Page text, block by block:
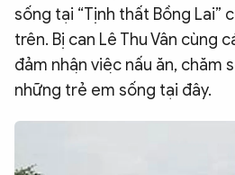
sống tại “Tịnh thất Bồng Lai”
trên. Bị can Lê Thu Vân cùng
đảm nhận việc nấu ăn, chăm
những trẻ em sống tại đây.